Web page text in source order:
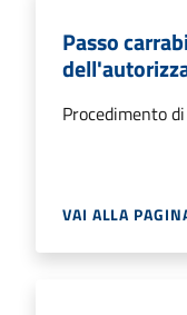
Passo
Procedimento
VAI ALLA